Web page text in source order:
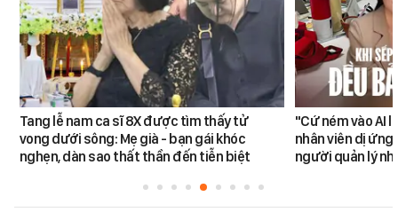
Tang lễ nam ca sĩ 8X được tìm thấy tử
vong dưới sông: Mẹ già - bạn gái khóc
nghẹn, dàn sao thất thần đến tiễn biệt
"Cứ ném vào AI
nhân viên dị ứng
người quản lý